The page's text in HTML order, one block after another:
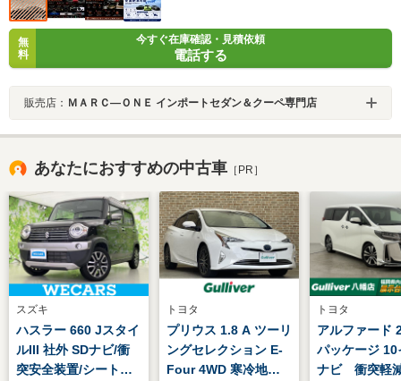
無
料
今すぐ在庫確認・見積依頼
電話する
販売店： ＭＡＲＣ―ＯＮＥ インポートセダン＆クーペ専門店
あなたにおすすめの中古車 ［PR］
スズキ
ハスラー 660 Jスタイ
ルIII 社外 SDナビ/衝
突安全装置/シートヒ
トヨタ
プリウス 1.8 A ツーリ
ングセレクション E-
Four 4WD 寒冷地仕
トヨタ
アルファード
パッケージ 10
ナビ 衝突軽